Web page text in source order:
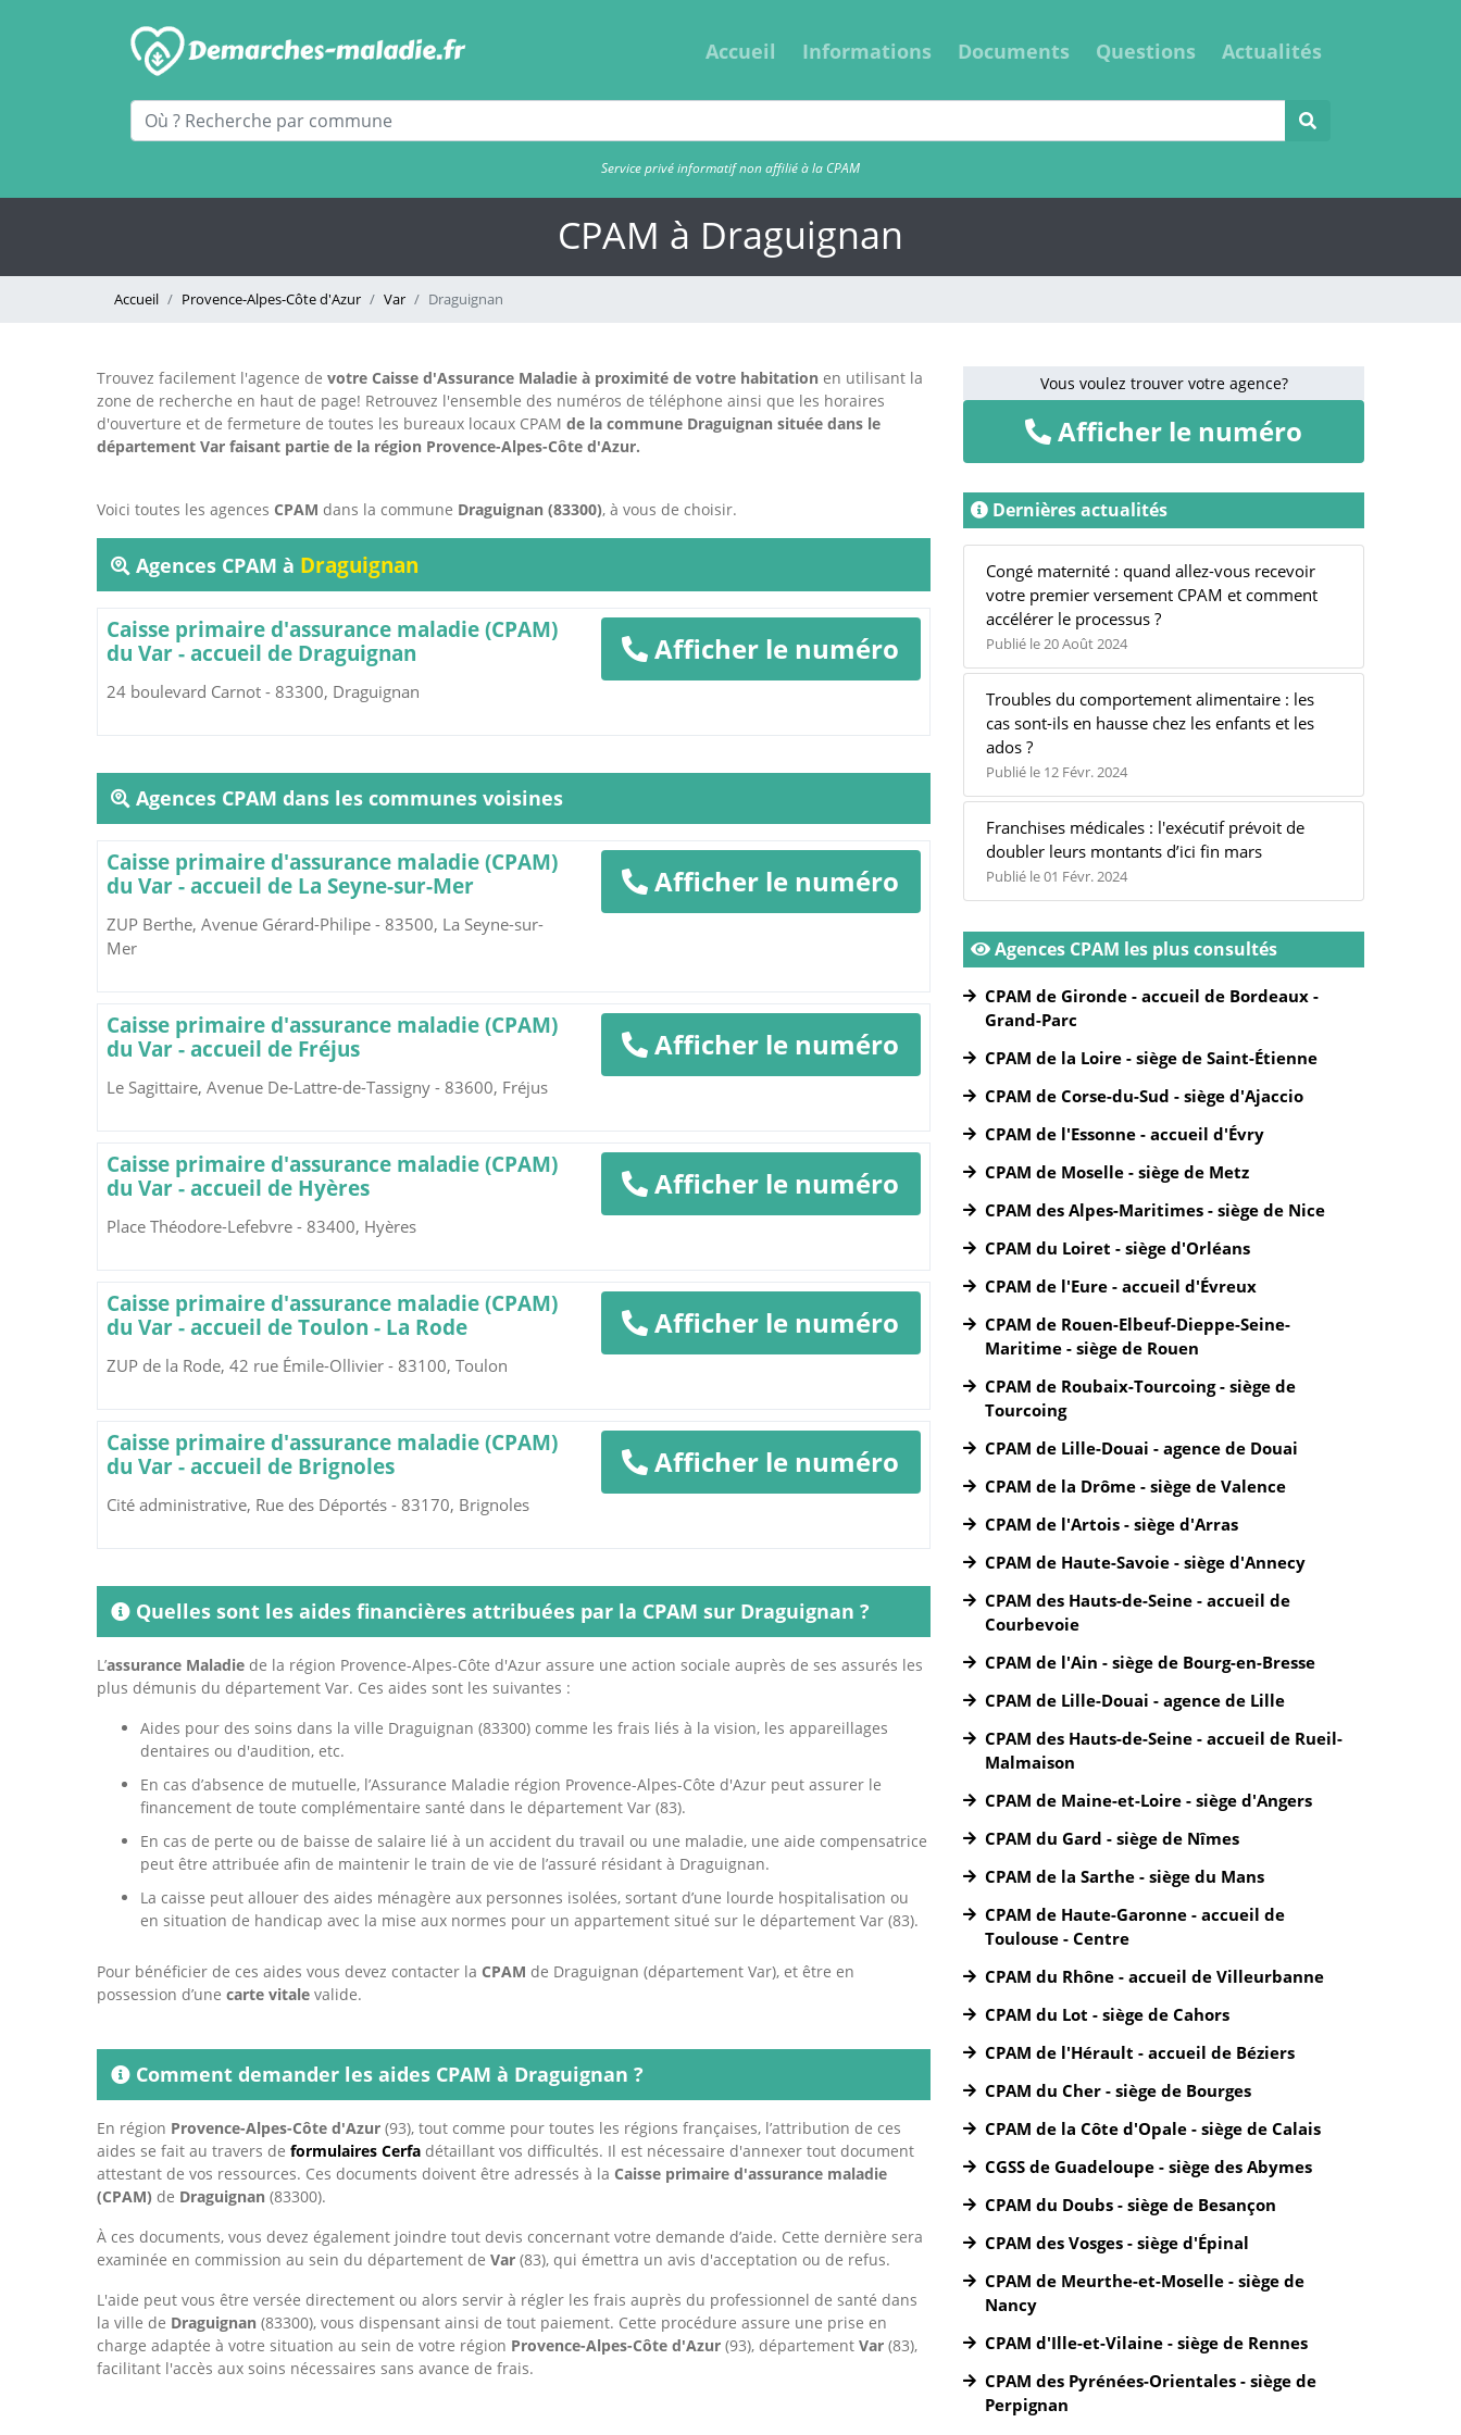
Accueil Informations Documents Questions Actualités
Service privé informatif non affilié à la CPAM
CPAM à Draguignan
Accueil Provence-Alpes-Côte d'Azur Var Draguignan
Trouvez facilement l'agence de votre Caisse d'Assurance Maladie à proximité de votre habitation en utilisant la
zone de recherche en haut de page! Retrouvez l'ensemble des numéros de téléphone ainsi que les horaires
d'ouverture et de fermeture de toutes les bureaux locaux CPAM de la commune Draguignan située dans le
département Var faisant partie de la région Provence-Alpes-Côte d'Azur.
Voici toutes les agences CPAM dans la commune Draguignan (83300), à vous de choisir.
Agences CPAM à Draguignan
Caisse primaire d'assurance maladie (CPAM)
du Var - accueil de Draguignan
24 boulevard Carnot - 83300, Draguignan
Afficher le numéro
Agences CPAM dans les communes voisines
Caisse primaire d'assurance maladie (CPAM)
du Var - accueil de La Seyne-sur-Mer
ZUP Berthe, Avenue Gérard-Philipe - 83500, La Seyne-sur-
Mer
Afficher le numéro
Caisse primaire d'assurance maladie (CPAM)
du Var - accueil de Fréjus
Le Sagittaire, Avenue De-Lattre-de-Tassigny - 83600, Fréjus
Afficher le numéro
Caisse primaire d'assurance maladie (CPAM)
du Var - accueil de Hyères
Place Théodore-Lefebvre - 83400, Hyères
Afficher le numéro
Caisse primaire d'assurance maladie (CPAM)
du Var - accueil de Toulon - La Rode
ZUP de la Rode, 42 rue Émile-Ollivier - 83100, Toulon
Afficher le numéro
Caisse primaire d'assurance maladie (CPAM)
du Var - accueil de Brignoles
Cité administrative, Rue des Déportés - 83170, Brignoles
Afficher le numéro
Quelles sont les aides financières attribuées par la CPAM sur Draguignan ?
L’assurance Maladie de la région Provence-Alpes-Côte d'Azur assure une action sociale auprès de ses assurés les
plus démunis du département Var. Ces aides sont les suivantes :
Aides pour des soins dans la ville Draguignan (83300) comme les frais liés à la vision, les appareillages
dentaires ou d'audition, etc.
En cas d’absence de mutuelle, l’Assurance Maladie région Provence-Alpes-Côte d'Azur peut assurer le
financement de toute complémentaire santé dans le département Var (83).
En cas de perte ou de baisse de salaire lié à un accident du travail ou une maladie, une aide compensatrice
peut être attribuée afin de maintenir le train de vie de l’assuré résidant à Draguignan.
La caisse peut allouer des aides ménagère aux personnes isolées, sortant d’une lourde hospitalisation ou
en situation de handicap avec la mise aux normes pour un appartement situé sur le département Var (83).
Pour bénéficier de ces aides vous devez contacter la CPAM de Draguignan (département Var), et être en
possession d’une carte vitale valide.
Comment demander les aides CPAM à Draguignan ?
En région Provence-Alpes-Côte d'Azur (93), tout comme pour toutes les régions françaises, l’attribution de ces
aides se fait au travers de formulaires Cerfa détaillant vos difficultés. Il est nécessaire d'annexer tout document
attestant de vos ressources. Ces documents doivent être adressés à la Caisse primaire d'assurance maladie
(CPAM) de Draguignan (83300).
À ces documents, vous devez également joindre tout devis concernant votre demande d’aide. Cette dernière sera
examinée en commission au sein du département de Var (83), qui émettra un avis d'acceptation ou de refus.
L'aide peut vous être versée directement ou alors servir à régler les frais auprès du professionnel de santé dans
la ville de Draguignan (83300), vous dispensant ainsi de tout paiement. Cette procédure assure une prise en
charge adaptée à votre situation au sein de votre région Provence-Alpes-Côte d'Azur (93), département Var (83),
facilitant l'accès aux soins nécessaires sans avance de frais.
Vous voulez trouver votre agence?
Afficher le numéro
Dernières actualités
Congé maternité : quand allez-vous recevoir
votre premier versement CPAM et comment
accélérer le processus ?
Publié le 20 Août 2024
Troubles du comportement alimentaire : les
cas sont-ils en hausse chez les enfants et les
ados ?
Publié le 12 Févr. 2024
Franchises médicales : l'exécutif prévoit de
doubler leurs montants d’ici fin mars
Publié le 01 Févr. 2024
Agences CPAM les plus consultés
CPAM de Gironde - accueil de Bordeaux -
Grand-Parc
CPAM de la Loire - siège de Saint-Étienne
CPAM de Corse-du-Sud - siège d'Ajaccio
CPAM de l'Essonne - accueil d'Évry
CPAM de Moselle - siège de Metz
CPAM des Alpes-Maritimes - siège de Nice
CPAM du Loiret - siège d'Orléans
CPAM de l'Eure - accueil d'Évreux
CPAM de Rouen-Elbeuf-Dieppe-Seine-
Maritime - siège de Rouen
CPAM de Roubaix-Tourcoing - siège de
Tourcoing
CPAM de Lille-Douai - agence de Douai
CPAM de la Drôme - siège de Valence
CPAM de l'Artois - siège d'Arras
CPAM de Haute-Savoie - siège d'Annecy
CPAM des Hauts-de-Seine - accueil de
Courbevoie
CPAM de l'Ain - siège de Bourg-en-Bresse
CPAM de Lille-Douai - agence de Lille
CPAM des Hauts-de-Seine - accueil de Rueil-
Malmaison
CPAM de Maine-et-Loire - siège d'Angers
CPAM du Gard - siège de Nîmes
CPAM de la Sarthe - siège du Mans
CPAM de Haute-Garonne - accueil de
Toulouse - Centre
CPAM du Rhône - accueil de Villeurbanne
CPAM du Lot - siège de Cahors
CPAM de l'Hérault - accueil de Béziers
CPAM du Cher - siège de Bourges
CPAM de la Côte d'Opale - siège de Calais
CGSS de Guadeloupe - siège des Abymes
CPAM du Doubs - siège de Besançon
CPAM des Vosges - siège d'Épinal
CPAM de Meurthe-et-Moselle - siège de
Nancy
CPAM d'Ille-et-Vilaine - siège de Rennes
CPAM des Pyrénées-Orientales - siège de
Perpignan